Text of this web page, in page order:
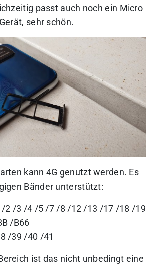
passt auch noch ein Micro
sehr schön.
kann 4G genutzt werden. Es
Bänder unterstützt:
/2 /3 /4 /5 /7 /8 /12 /13 /17 /18 /19
/B66
/39 /40 /41
ist das nicht unbedingt eine